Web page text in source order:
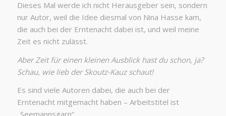
Dieses Mal werde ich nicht Herausgeber sein, sondern
nur Autor, weil die Idee diesmal von Nina Hasse kam,
die auch bei der Erntenacht dabei ist, und weil meine
Zeit es nicht zulässt.
Aber Zeit für einen kleinen Ausblick hast du schon, ja?
Schau, wie lieb der Skoutz-Kauz schaut!
Es sind viele Autoren dabei, die auch bei der
Erntenacht mitgemacht haben – Arbeitstitel ist